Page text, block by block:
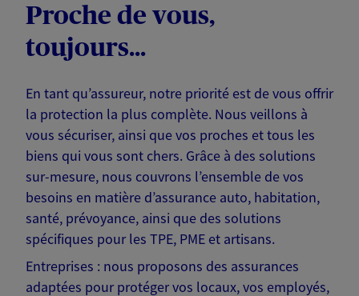
Proche de vous,
toujours...
En tant qu’assureur, notre priorité est de vous offrir
la protection la plus complète. Nous veillons à
vous sécuriser, ainsi que vos proches et tous les
biens qui vous sont chers. Grâce à des solutions
sur-mesure, nous couvrons l’ensemble de vos
besoins en matière d’assurance auto, habitation,
santé, prévoyance, ainsi que des solutions
spécifiques pour les TPE, PME et artisans.
Entreprises : nous proposons des assurances
adaptées pour protéger vos locaux, vos employés,